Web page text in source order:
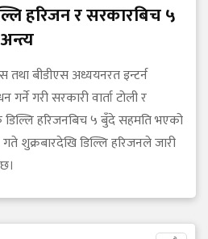
हरिजन र सरकारबिच ५
तथा बीडीएस अध्ययनरत इन्टर्न
गरी सरकारी वार्ता टोली र
हरिजनबिच ५ बुँदे सहमति भएको
शुक्रबारदेखि डिल्लि हरिजनले जारी